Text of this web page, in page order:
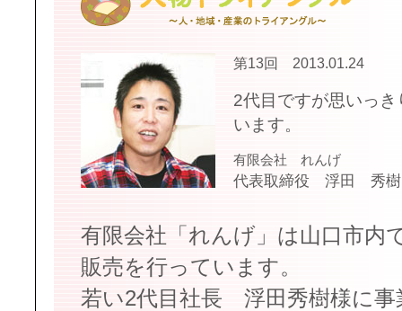
第13回 2013.01.24
2代目ですが思いっ
います。
有限会社 れんげ
代表取締役 浮田 秀
有限会社「れんげ」は山口市内
販売を行っています。
若い2代目社長 浮田秀樹様に